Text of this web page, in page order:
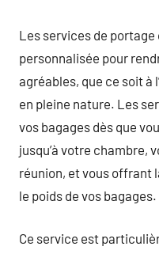
Les services de
personnalisée pour
agréables, que ce soit à
en pleine nature. Les
vos bagages dès que
jusqu’à votre chambre,
réunion, et vous offrant
le poids de vos bagages.
Ce service est